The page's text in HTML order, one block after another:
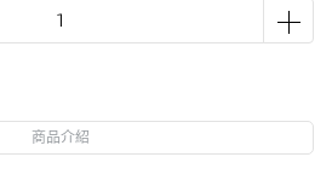
商品介紹